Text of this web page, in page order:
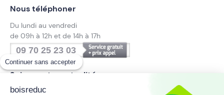
Continuer sans accepter
boisreduc
Nous téléphoner
Du lundi au vendredi
de 09h à 12h et de 14h à 17h
09 70 25 23 03
Suivez notre actualité